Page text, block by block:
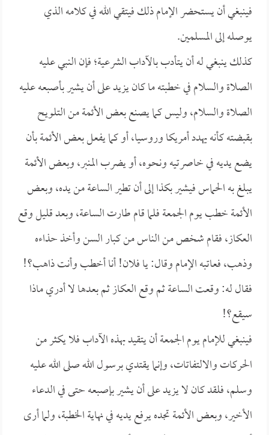
فينبغي أن يستحضر الإمام ذلك فيتقي الله في كلامه الذي
يوصله إلى المسلمين.
كذلك ينبغي له أن يتأدب بالآداب الشرعية؛ فإن النبي عليه
الصلاة والسلام في خطبته ما كان يزيد على أن يشير بأصبعه عليه
الصلاة والسلام، وليس كما يصنع بعض الأئمة من التلويح
بقبضته كأنه يهدد أمريكا وروسيا، أو كما يفعل بعض الأئمة بأن
يضع يديه في خاصرتيه ونحوه، أو يضرب المنبر، وبعض الأئمة
يبلغ به الحماس فيشير بكذا إلى أن تطير الساعة من يده، وبعض
الأئمة خطب يوم الجمعة فلما قام طارت الساعة، وبعد قليل وقع
العكاز، فقام شخص من الناس من كبار السن وأخذ حذاءه
وذهب، فعاتبه الإمام وقال: يا فلان! أنا أخطب وأنت ذاهب؟!
فقال له: وقعت الساعة ثم وقع العكاز ثم بعدها لا أدري ماذا
سيقع؟!
فينبغي للإمام يوم الجمعة أن يتقيد بهذه الآداب فلا يكثر من
الحركات والالتفاتات، وإنما يقتدي برسول الله صلى الله عليه
وسلم، فلقد كان لا يزيد على أن يشير بإصبعه حتى في الدعاء
الأخير، وبعض الأئمة تجده يرفع يديه في نهاية الخطبة، ولما أرى